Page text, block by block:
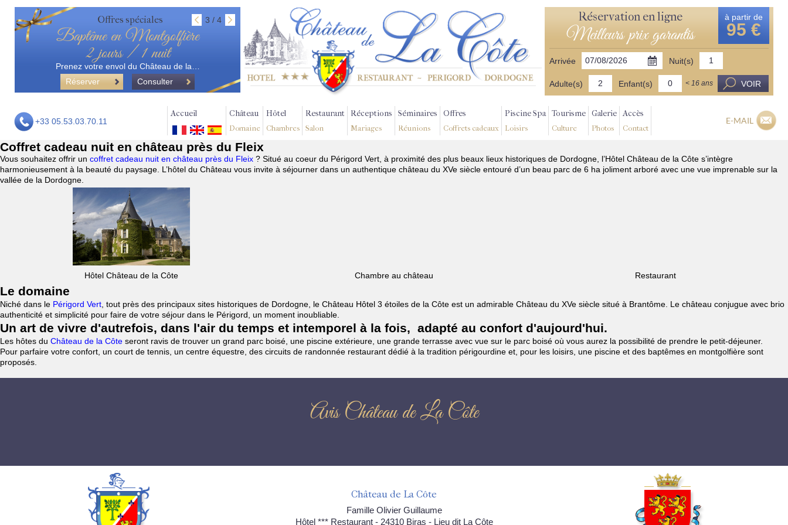
Offres spéciales 3 / 4
Baptême en Montgolfière
2 jours / 1 nuit
Prenez votre envol du Château de la…
Réserver
Consulter
Réservation en ligne
Meilleurs prix garantis
à partir de
95 €
Arrivée Nuit(s)
Adulte(s) Enfant(s) < 16 ans VOIR
+33 05.53.03.70.11
Accueil Château
Domaine
Hôtel
Chambres
Restaurant
Salon
Réceptions
Mariages
Séminaires
Réunions
Offres
Coffrets cadeaux
Piscine Spa
Loisirs
Tourisme
Culture
Galerie
Photos
Accès
Contact
E-MAIL
Coffret cadeau nuit en château près du Fleix
Vous souhaitez offrir un coffret cadeau nuit en château près du Fleix ? Situé au coeur du Périgord Vert, à proximité des plus beaux lieux historiques de Dordogne, l’Hôtel Château de la Côte s’intègre
harmonieusement à la beauté du paysage. L’hôtel du Château vous invite à séjourner dans un authentique château du XVe siècle entouré d’un beau parc de 6 ha joliment arboré avec une vue imprenable sur la
vallée de la Dordogne.
Hôtel Château de la Côte Chambre au château Restaurant
Le domaine
Niché dans le Périgord Vert , tout près des principaux sites historiques de Dordogne, le Château Hôtel 3 étoiles de la Côte est un admirable Château du XVe siècle situé à Brantôme. Le château conjugue avec brio
authenticité et simplicité pour faire de votre séjour dans le Périgord, un moment inoubliable.
Un art de vivre d'autrefois, dans l'air du temps et intemporel à la fois, adapté au confort d'aujourd'hui.
Les hôtes du Château de la Côte seront ravis de trouver un grand parc boisé, une piscine extérieure, une grande terrasse avec vue sur le parc boisé où vous aurez la possibilité de prendre le petit-déjeuner.
Pour parfaire votre confort, un court de tennis, un centre équestre, des circuits de randonnée restaurant dédié à la tradition périgourdine et, pour les loisirs, une piscine et des baptêmes en montgolfière sont
proposés.
Avis Château de La Côte
Château de La Côte
Famille Olivier Guillaume
Hôtel *** Restaurant - 24310 Biras - Lieu dit La Côte